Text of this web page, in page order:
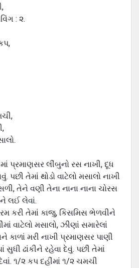
: ૨.
પ્રમાણસર લીંબુનો રસ નાખી, દૂધ
પછી તેમાં થોડો વાટેલો મસાલો નાખી
તેને વણી તેના નાના નાના ચોરસ
લઈ લેવાં.
કરી તેમાં કાજુ, કિસમિસ ભેળવીને
વાટેલો મસાલો, ઝીણાં સમારેલાં
કાળાં મરી નાખી પ્રમાણસર પાણી
સુધી ઢાંકીને રહેવા દેવું. પછી તેમાં
૧/૨ કપ દહીંમાં ૧/૨ ચમચી